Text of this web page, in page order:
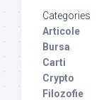
Categories
Articole
Bursa
Carti
Crypto
Filozofie